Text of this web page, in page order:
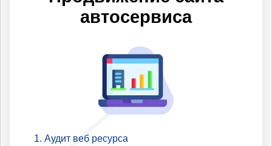
продвигаетесь.
автосервиса
Аудит веб ресурса